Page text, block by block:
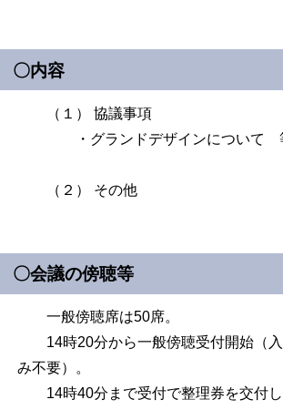
〇内容
（１） 協議事項
・グランドデザインについて
（２） その他
〇会議の傍聴等
一般傍聴席は50席。
14時20分から一般傍聴受付開始（入
み不要）。
14時40分まで受付で整理券を交付し